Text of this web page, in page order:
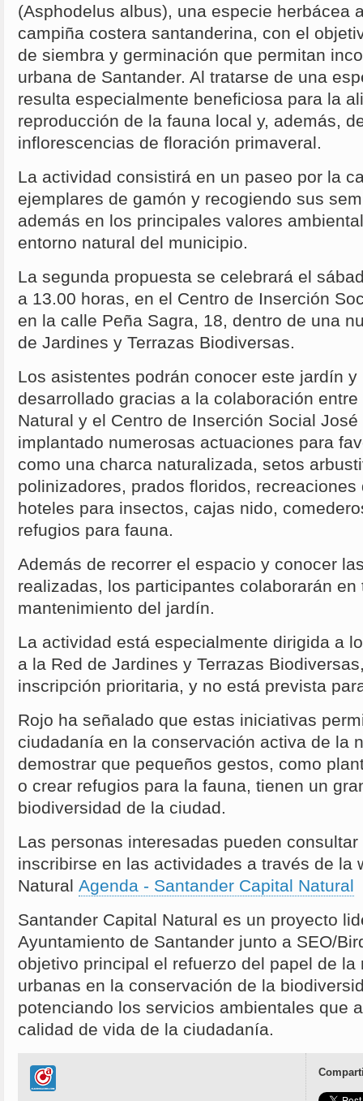
(Asphodelus albus), una especie herbácea
campiña costera santanderina, con el
de siembra y germinación que permitan
urbana de Santander. Al tratarse de una
resulta especialmente beneficiosa para la
reproducción de la fauna local y, además,
inflorescencias de floración primaveral.
La actividad consistirá en un paseo por la
ejemplares de gamón y recogiendo sus
además en los principales valores
entorno natural del municipio.
La segunda propuesta se celebrará el
a 13.00 horas, en el Centro de Inserción
en la calle Peña Sagra, 18, dentro de una
de Jardines y Terrazas Biodiversas.
Los asistentes podrán conocer este jardín
desarrollado gracias a la colaboración
Natural y el Centro de Inserción Social
implantado numerosas actuaciones para
como una charca naturalizada, setos
polinizadores, prados floridos,
hoteles para insectos, cajas nido,
refugios para fauna.
Además de recorrer el espacio y conocer
realizadas, los participantes colaborarán
mantenimiento del jardín.
La actividad está especialmente dirigida a
a la Red de Jardines y Terrazas
inscripción prioritaria, y no está prevista
Rojo ha señalado que estas iniciativas
ciudadanía en la conservación activa de la
demostrar que pequeños gestos, como
o crear refugios para la fauna, tienen un
biodiversidad de la ciudad.
Las personas interesadas pueden
inscribirse en las actividades a través de la
Natural Agenda - Santander Capital Natural
Santander Capital Natural es un proyecto
Ayuntamiento de Santander junto a SEO/
objetivo principal el refuerzo del papel de la
urbanas en la conservación de la
potenciando los servicios ambientales que
calidad de vida de la ciudadanía.